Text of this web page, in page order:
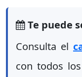
Te puede
Consulta el
con todos